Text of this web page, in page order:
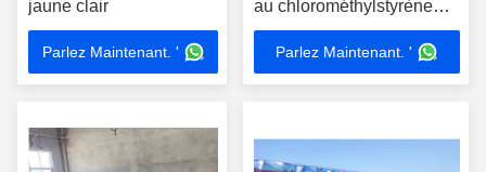
jaune clair
Parlez Maintenant. '
au chlorométhylstyrène
jaune clair
Parlez Maintenant. '